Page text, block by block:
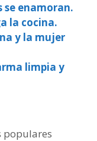
se enamoran.
la cocina.
y la mujer
limpia y
populares